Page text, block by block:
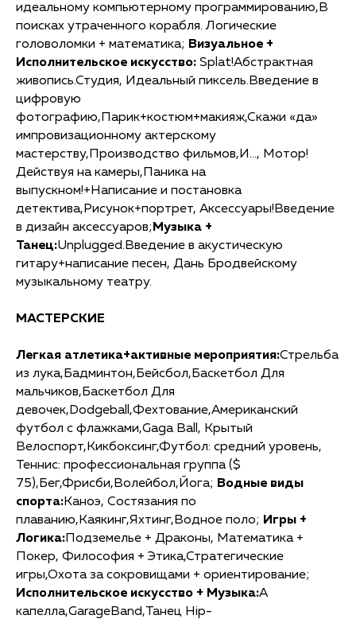
идеальному компьютерному программированию,В
поисках утраченного корабля. Логические
головоломки + математика; Визуальное +
Исполнительское искусство: Splat!Абстрактная
живопись.Студия, Идеальный пиксель.Введение в
цифровую
фотографию,Парик+костюм+макияж,Скажи «да»
импровизационному актерскому
мастерству,Производство фильмов,И…, Мотор!
Действуя на камеры,Паника на
выпускном!+Написание и постановка
детектива,Рисунок+портрет, Аксессуары!Введение
в дизайн аксессуаров; Музыка +
Танец:Unplugged.Введение в акустическую
гитару+написание песен, Дань Бродвейскому
музыкальному театру.
МАСТЕРСКИЕ
Легкая атлетика+активные мероприятия:Стрельба
из лука,Бадминтон,Бейсбол,Баскетбол Для
мальчиков,Баскетбол Для
девочек,Dodgeball,Фехтование,Американский
футбол с флажками,Gaga Ball, Крытый
Велоспорт,Кикбоксинг,Футбол: средний уровень,
Теннис: профессиональная группа ($
75),Бег,Фрисби,Волейбол,Йога; Водные виды
спорта:Каноэ, Состязания по
плаванию,Каякинг,Яхтинг,Водное поло; Игры +
Логика:Подземелье + Драконы, Математика +
Покер, Философия + Этика,Стратегические
игры,Охота за сокровищами + ориентирование;
Исполнительское искусство + Музыка:А
капелла,GarageBand,Танец Hip-